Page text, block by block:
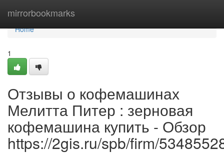
mirrorbookmarks
Home
Home
1
Отзывы о кофемашинах
Мелитта Питер : зерновая
кофемашина купить - Обзор
https://2gis.ru/spb/firm/